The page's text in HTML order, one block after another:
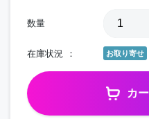
数量
在庫状況 お取り寄せ
カ